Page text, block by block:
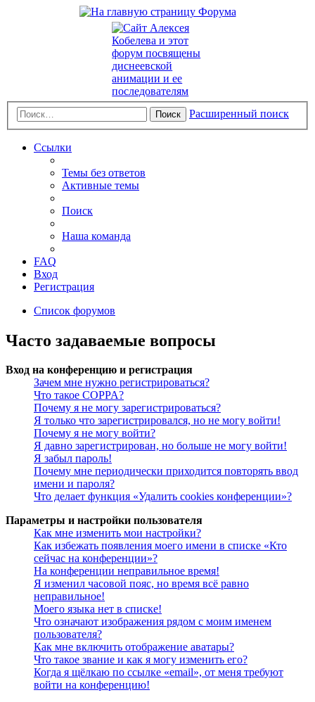
Поиск Расширенный поиск
Ссылки
Темы без ответов
Активные темы
Поиск
Наша команда
FAQ
Вход
Регистрация
Список форумов
Часто задаваемые вопросы
Вход на конференцию и регистрация
Зачем мне нужно регистрироваться?
Что такое COPPA?
Почему я не могу зарегистрироваться?
Я только что зарегистрировался, но не могу войти!
Почему я не могу войти?
Я давно зарегистрирован, но больше не могу войти!
Я забыл пароль!
Почему мне периодически приходится повторять ввод
имени и пароля?
Что делает функция «Удалить cookies конференции»?
Параметры и настройки пользователя
Как мне изменить мои настройки?
Как избежать появления моего имени в списке «Кто
сейчас на конференции»?
На конференции неправильное время!
Я изменил часовой пояс, но время всё равно
неправильное!
Моего языка нет в списке!
Что означают изображения рядом с моим именем
пользователя?
Как мне включить отображение аватары?
Что такое звание и как я могу изменить его?
Когда я щёлкаю по ссылке «email», от меня требуют
войти на конференцию!